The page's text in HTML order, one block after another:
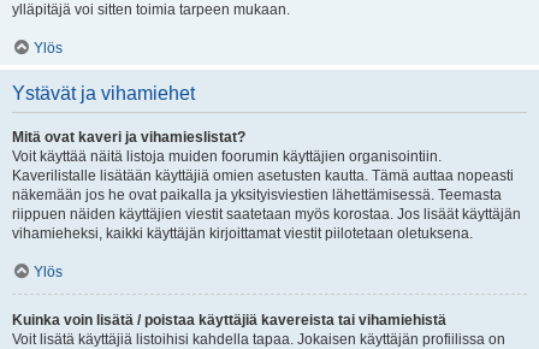
ylläpitäjä voi sitten toimia tarpeen mukaan.
Ylös
Ystävät ja vihamiehet
Mitä ovat kaveri ja vihamieslistat?
Voit käyttää näitä listoja muiden foorumin käyttäjien organisointiin.
Kaverilistalle lisätään käyttäjiä omien asetusten kautta. Tämä auttaa nopeasti
näkemään jos he ovat paikalla ja yksityisviestien lähettämisessä. Teemasta
riippuen näiden käyttäjien viestit saatetaan myös korostaa. Jos lisäät käyttäjän
vihamieheksi, kaikki käyttäjän kirjoittamat viestit piilotetaan oletuksena.
Ylös
Kuinka voin lisätä / poistaa käyttäjiä kavereista tai vihamiehistä
Voit lisätä käyttäjiä listoihisi kahdella tapaa. Jokaisen käyttäjän profiilissa on